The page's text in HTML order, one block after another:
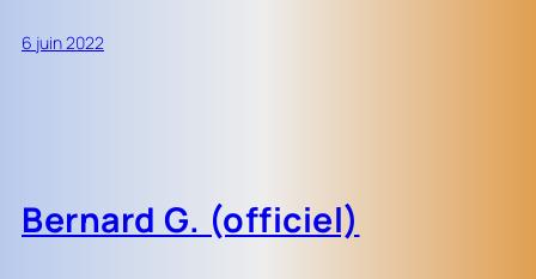
6 juin 2022
Bernard G. (officiel)